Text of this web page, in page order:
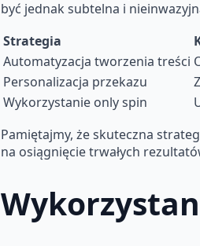
być jednak subtelna i
Strategia
Automatyzacja tworzenia treści
Personalizacja przekazu
Wykorzystanie only spin
Pamiętajmy, że skuteczna
na osiągnięcie trwałych